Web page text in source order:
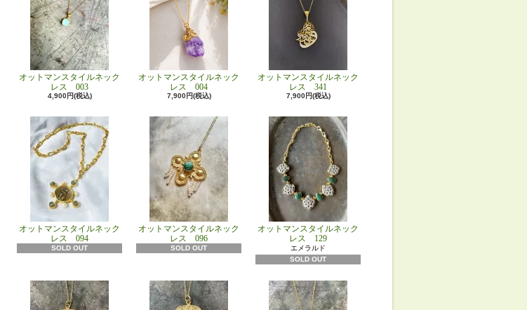
オットマンスタイルネック
レス 003
4,900円(税込)
オットマンスタイルネック
レス 004
7,900円(税込)
オットマンスタイルネック
レス 341
7,900円(税込)
オットマンスタイルネック
レス 094
SOLD OUT
オットマンスタイルネック
レス 096
SOLD OUT
オットマンスタイルネック
レス 129
エメラルド
SOLD OUT